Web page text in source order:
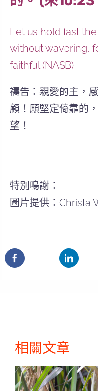
Let us hold fast
without wavering,
faithful (NASB)
禱告：親愛的主，
顧！願堅定倚靠的
望！
特別鳴謝：
圖片提供：Christa
相關文章